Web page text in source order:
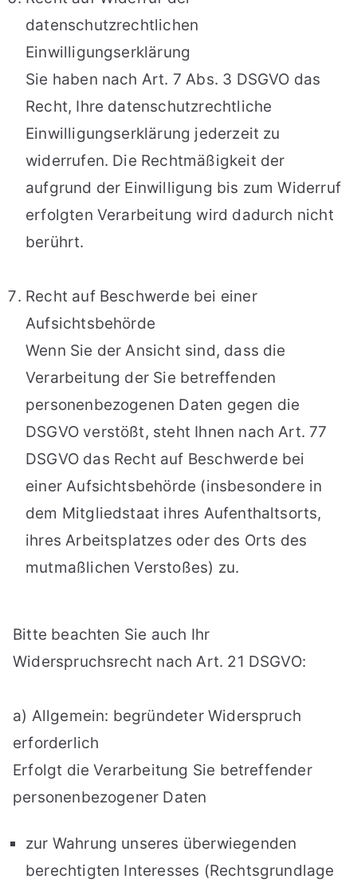
datenschutzrechtlichen
Einwilligungserklärung
Sie haben nach Art. 7 Abs. 3 DSGVO das
Recht, Ihre datenschutzrechtliche
Einwilligungserklärung jederzeit zu
widerrufen. Die Rechtmäßigkeit der
aufgrund der Einwilligung bis zum Widerruf
erfolgten Verarbeitung wird dadurch nicht
berührt.
Recht auf Beschwerde bei einer
Aufsichtsbehörde
Wenn Sie der Ansicht sind, dass die
Verarbeitung der Sie betreffenden
personenbezogenen Daten gegen die
DSGVO verstößt, steht Ihnen nach Art. 77
DSGVO das Recht auf Beschwerde bei
einer Aufsichtsbehörde (insbesondere in
dem Mitgliedstaat ihres Aufenthaltsorts,
ihres Arbeitsplatzes oder des Orts des
mutmaßlichen Verstoßes) zu.
Bitte beachten Sie auch Ihr
Widerspruchsrecht nach Art. 21 DSGVO:
a) Allgemein: begründeter Widerspruch
erforderlich
Erfolgt die Verarbeitung Sie betreffender
personenbezogener Daten
zur Wahrung unseres überwiegenden
berechtigten Interesses (Rechtsgrundlage